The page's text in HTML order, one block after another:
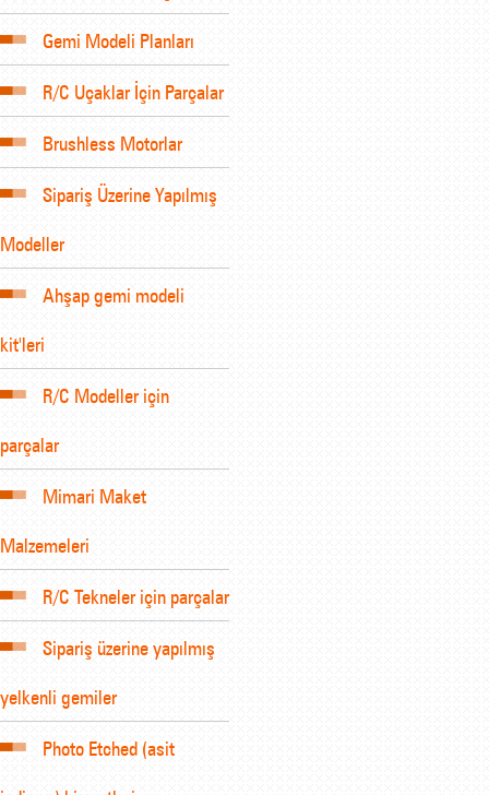
Gemi Modeli Planları
R/C Uçaklar İçin Parçalar
Brushless Motorlar
Sipariş Üzerine Yapılmış
Modeller
Ahşap gemi modeli
kit'leri
R/C Modeller için
parçalar
Mimari Maket
Malzemeleri
R/C Tekneler için parçalar
Sipariş üzerine yapılmış
yelkenli gemiler
Photo Etched (asit